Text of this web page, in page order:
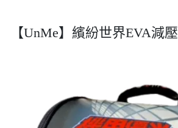
【UnMe】繽紛世界EVA減